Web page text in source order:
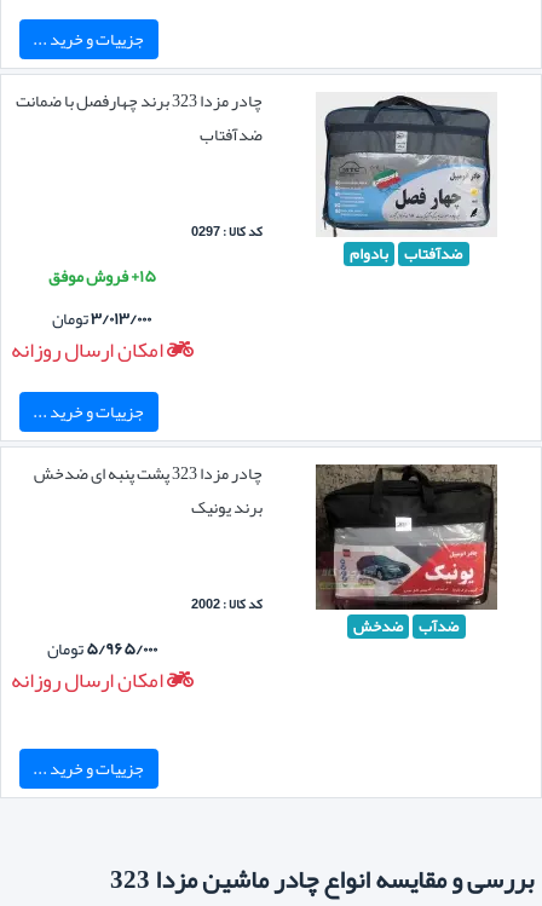
جزییات و خرید ...
ضدآفتاب بادوام
چادر مزدا 323 برند چهارفصل با ضمانت
ضدآفتاب
کد کالا : 0297
۱۵+ فروش موفق
۳/۰۱۳/۰۰۰تومان
امکان ارسال روزانه
جزییات و خرید ...
ضدآب ضدخش
چادر مزدا 323 پشت پنبه ای ضدخش
برند یونیک
کد کالا : 2002
۵/۹۶۵/۰۰۰تومان
امکان ارسال روزانه
جزییات و خرید ...
بررسی و مقایسه انواع چادر ماشین مزدا 323